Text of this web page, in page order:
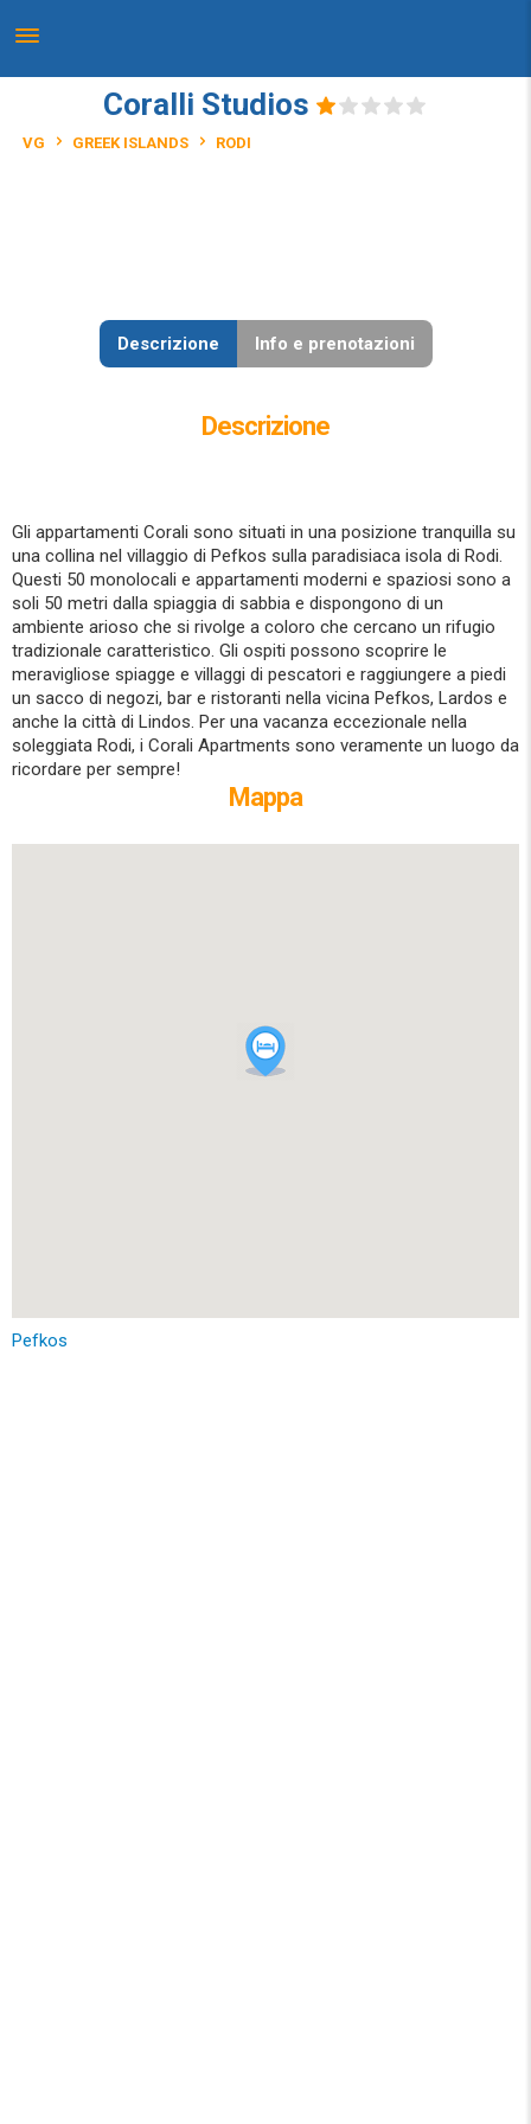
Coralli Studios
VG GREEK ISLANDS RODI
Descrizione Info e prenotazioni
Descrizione
Gli appartamenti Corali sono situati in una posizione tranquilla su
una collina nel villaggio di Pefkos sulla paradisiaca isola di Rodi.
Questi 50 monolocali e appartamenti moderni e spaziosi sono a
soli 50 metri dalla spiaggia di sabbia e dispongono di un
ambiente arioso che si rivolge a coloro che cercano un rifugio
tradizionale caratteristico. Gli ospiti possono scoprire le
meravigliose spiagge e villaggi di pescatori e raggiungere a piedi
un sacco di negozi, bar e ristoranti nella vicina Pefkos, Lardos e
anche la città di Lindos. Per una vacanza eccezionale nella
soleggiata Rodi, i Corali Apartments sono veramente un luogo da
ricordare per sempre!
Mappa
Pefkos